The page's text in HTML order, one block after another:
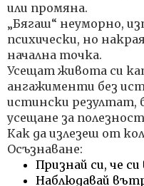
или промяна.
„Бягаш“ неуморно,
психически, но
начална точка.
Усещат живота си
ангажименти без
истински резултат,
усещане за
Как да излезеш от
Осъзнаване:
Признай си, че си
Наблюдавай